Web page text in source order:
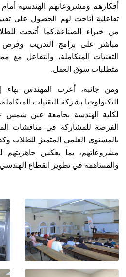
أفكارهم ومشروعاتهم الهندسية
تفاعلية أتاحت لهم الحصول على
من خبراء الصناعة.كما أتيحت
مباشر على برامج التدريب وفرص
التقنيات المتكاملة، والتفاعل
متطلبات سوق العمل.
ومن جانبه، أعرب المهندس بهاء
للتكنولوجيا بشركة التقنيات
لكلية الهندسة بجامعة عين شمس
الفرصة للمشاركة في مناقشات
بالمستوى العلمي المتميز للطلاب
مشروعاتهم، بما يعكس جاهزيتهم
والمساهمة في تطوير القطاع